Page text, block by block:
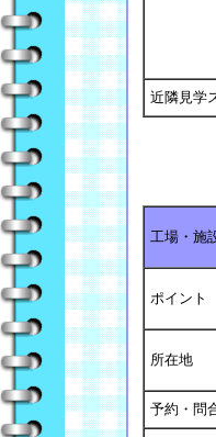
近隣見学
工場・施
ポイント
所在地
予約・問